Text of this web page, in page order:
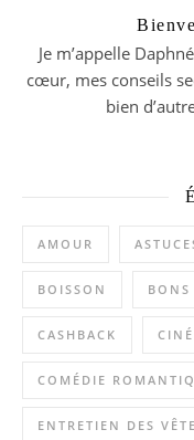
Je m’appelle
cœur, mes conseils
bien
AMOUR
BOISSON
CASHBACK
COMÉDIE
ENTRETIEN DES